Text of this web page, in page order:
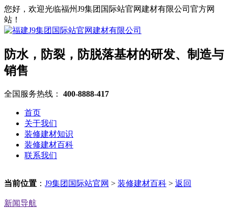
您好，欢迎光临福州J9集团国际站官网建材有限公司官方网
站！
防水，防裂，防脱落基材的研发、制造与
销售
全国服务热线： 400-8888-417
首页
关于我们
装修建材知识
装修建材百科
联系我们
当前位置 ： J9集团国际站官网 > 装修建材百科 > 返回
新闻导航